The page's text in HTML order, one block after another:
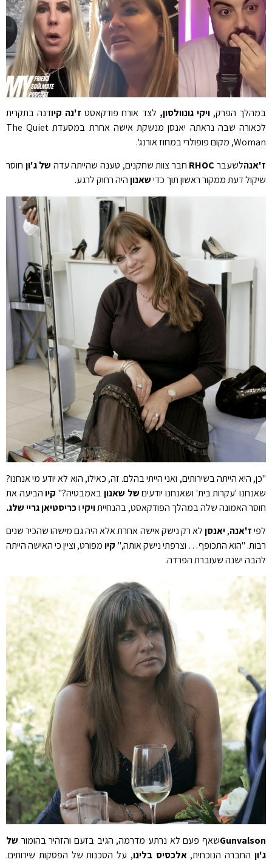
במהלך הפרק,ויקי גונוולסון, לצד אורח פודקאסטז'נה קיודנה בתקרית
לכאורה שבה נראתה יאנסן מנשקת אישה אחרת במסעדת The Quiet
Woman, מקום פופולרי במחוז אורנג'.
ז'אנהלשעבר RHOC חבר צוות שחקנים, טענה שהייתה עדה של ג'ון חוסר
שיקול דעת ממקור ראשון תוך כדישאנוןהיה רחוק לרגע.
"כן, היא הייתה בשירותים, ואני הייתי בהלם. זה, כאילו, הוא לא יודע מי אנחנו?
שאנחנו 'עקרות בית' ושאנחנו יודעיםשל שאנוןבאמבטיה?" קיוהביעה את
חוסר האמונה שלה במהלך הפודקאסט, בהנחייתויקיוכריסטיאן גריי שלג.
לפיז'אנה,יאנסןלא רק נישק אישה אחרת אלא היה גם מישהו שהכיר שנים
רבות. "הוא התכופף… וצרפתי נישק אותה," קיומפורט, וציין כי האישה הייתה
להבה ישנה שעוברת הפרדה.
Gunvalsonשאף פעם לא נרתע מדרמה, הגיב בזעם והזהיר בהומור של
ג'וןהחברה הנוכחית,אלכסיס בלינו, על הסכנות של הפסקות שירותים.